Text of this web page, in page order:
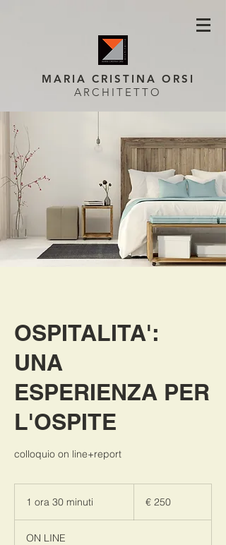
MARIA CRISTINA ORSI
ARCHITETTO
OSPITALITA':
UNA
ESPERIENZA PER
L'OSPITE
colloquio on line+report
1 ora 30 minuti € 250
ON LINE